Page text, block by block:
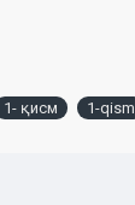
1- қисм 1-qism